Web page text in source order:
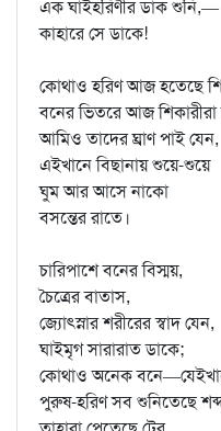
এক ঘাইহরিণীর ডাক শুনি,—
কাহারে সে ডাকে!
কোথাও হরিণ আজ হতেছে
বনের ভিতরে আজ
আমিও তাদের ঘ্রাণ পাই যেন,
এইখানে বিছানায় শুয়ে-শুয়ে
ঘুম আর আসে নাকো
বসন্তের রাতে।
চারিপাশে বনের বিস্ময়,
চৈত্রের বাতাস,
জ্যোৎস্নার শরীরের স্বাদ যেন,
ঘাইমৃগ সারারাত ডাকে;
কোথাও অনেক
পুরুষ-হরিণ সব শুনিতেছে